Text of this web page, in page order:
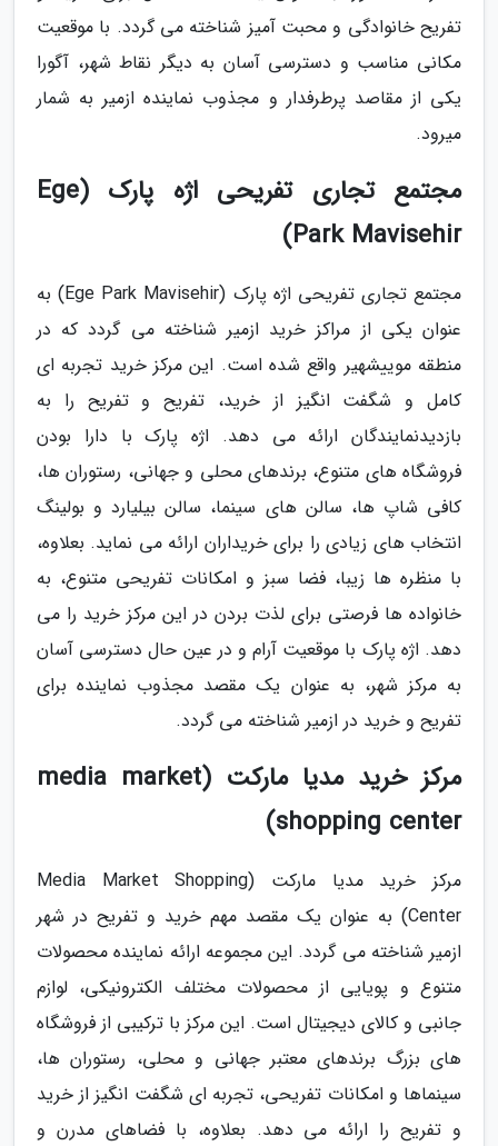
تفریح خانوادگی و محبت آمیز شناخته می گردد. با موقعیت
مکانی مناسب و دسترسی آسان به دیگر نقاط شهر، آگورا
یکی از مقاصد پرطرفدار و مجذوب نماینده ازمیر به شمار
میرود.
مجتمع تجاری تفریحی اژه پارک (Ege
Park Mavisehir)
مجتمع تجاری تفریحی اژه پارک (Ege Park Mavisehir) به
عنوان یکی از مراکز خرید ازمیر شناخته می گردد که در
منطقه موییشهیر واقع شده است. این مرکز خرید تجربه ای
کامل و شگفت انگیز از خرید، تفریح و تفریح را به
بازدیدنمایندگان ارائه می دهد. اژه پارک با دارا بودن
فروشگاه های متنوع، برندهای محلی و جهانی، رستوران ها،
کافی شاپ ها، سالن های سینما، سالن بیلیارد و بولینگ
انتخاب های زیادی را برای خریداران ارائه می نماید. بعلاوه،
با منظره ها زیبا، فضا سبز و امکانات تفریحی متنوع، به
خانواده ها فرصتی برای لذت بردن در این مرکز خرید را می
دهد. اژه پارک با موقعیت آرام و در عین حال دسترسی آسان
به مرکز شهر، به عنوان یک مقصد مجذوب نماینده برای
تفریح و خرید در ازمیر شناخته می گردد.
مرکز خرید مدیا مارکت (media market
shopping center)
مرکز خرید مدیا مارکت (Media Market Shopping
Center) به عنوان یک مقصد مهم خرید و تفریح در شهر
ازمیر شناخته می گردد. این مجموعه ارائه نماینده محصولات
متنوع و پویایی از محصولات مختلف الکترونیکی، لوازم
جانبی و کالای دیجیتال است. این مرکز با ترکیبی از فروشگاه
های بزرگ برندهای معتبر جهانی و محلی، رستوران ها،
سینماها و امکانات تفریحی، تجربه ای شگفت انگیز از خرید
و تفریح را ارائه می دهد. بعلاوه، با فضاهای مدرن و